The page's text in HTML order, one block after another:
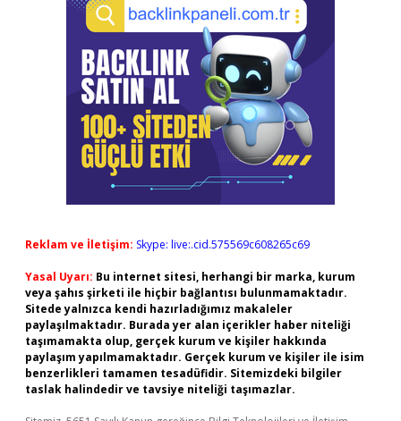
Reklam ve İletişim: Skype: live:.cid.575569c608265c69
Yasal Uyarı: Bu internet sitesi, herhangi bir marka, kurum
veya şahıs şirketi ile hiçbir bağlantısı bulunmamaktadır.
Sitede yalnızca kendi hazırladığımız makaleler
paylaşılmaktadır. Burada yer alan içerikler haber niteliği
taşımamakta olup, gerçek kurum ve kişiler hakkında
paylaşım yapılmamaktadır. Gerçek kurum ve kişiler ile isim
benzerlikleri tamamen tesadüfidir. Sitemizdeki bilgiler
taslak halindedir ve tavsiye niteliği taşımazlar.